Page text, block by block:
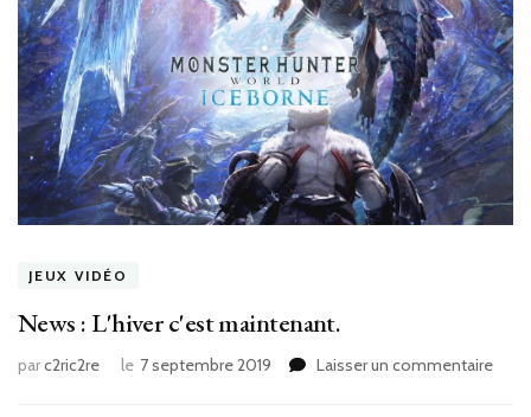
JEUX VIDÉO
News : L'hiver c'est maintenant.
parc2ric2re le 7 septembre 2019 Laisser un commentairesur